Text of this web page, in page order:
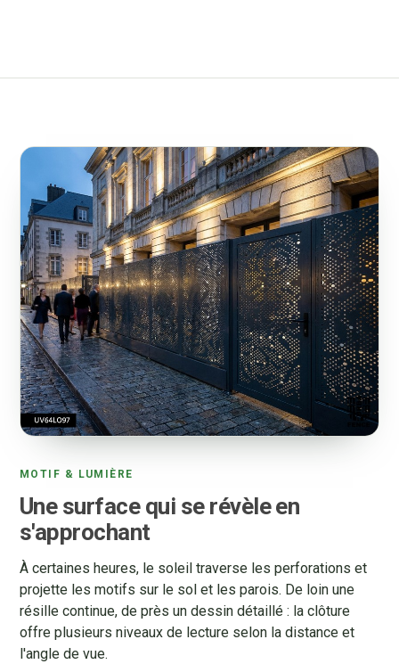
MOTIF & LUMIÈRE
Une surface qui se révèle en
s'approchant
À certaines heures, le soleil traverse les perforations et
projette les motifs sur le sol et les parois. De loin une
résille continue, de près un dessin détaillé : la clôture
offre plusieurs niveaux de lecture selon la distance et
l'angle de vue.